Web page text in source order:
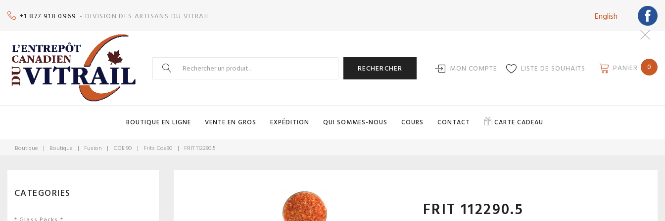
+1 877 918 0969 - DIVISION DES ARTISANS DU VITRAIL English
Search
RECHERCHER MON COMPTE LISTE DE SOUHAITS PANIER 0
BOUTIQUE EN LIGNE VENTE EN GROS EXPÉDITION QUI SOMMES-NOUS COURS CONTACT CARTE CADEAU
Boutique | Boutique | Fusion | COE 90 | Frits Coe90 | FRIT 112290.5
FRIT 112290.5
CATEGORIES